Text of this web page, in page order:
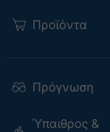
Προϊόντα
Πρόγνωση
Ύπαιθρος &